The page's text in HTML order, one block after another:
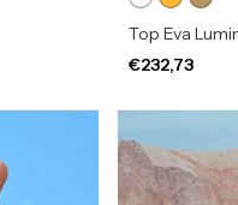
Top Eva
€232,73